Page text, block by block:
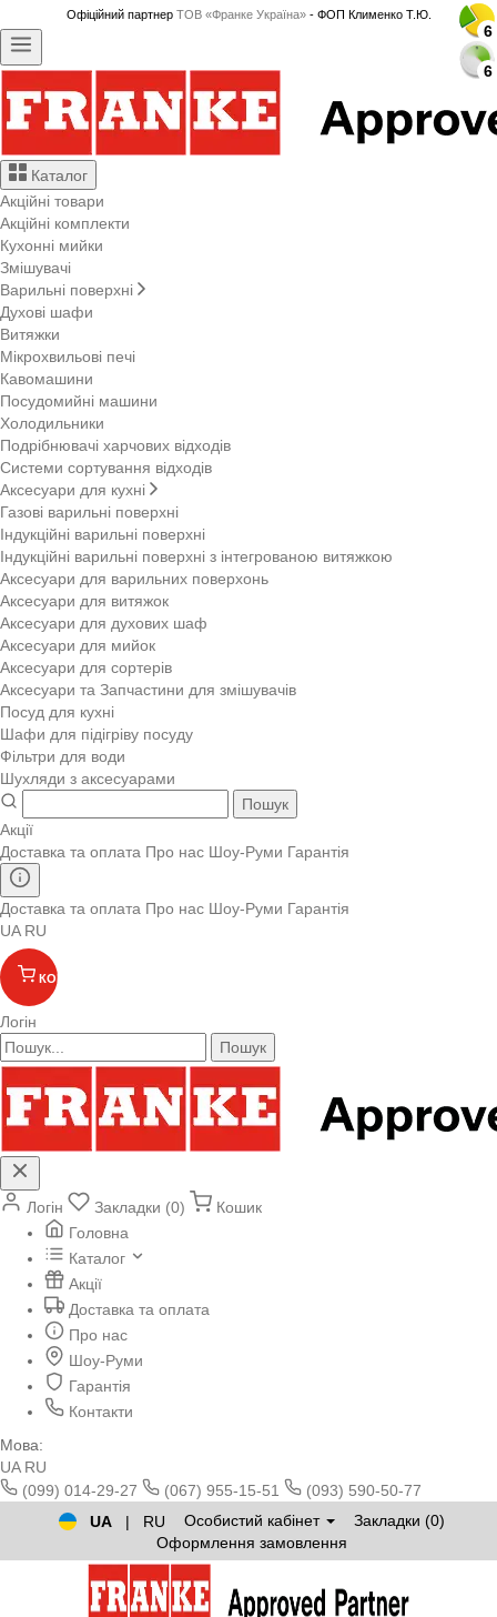
Офіційний партнер ТОВ «Франке Україна»- ФОП Клименко Т.Ю.
Каталог
Акційні товари
Акційні комплекти
Кухонні мийки
Змішувачі
Варильні поверхні
Духові шафи
Витяжки
Мікрохвильові печі
Кавомашини
Посудомийні машини
Холодильники
Подрібнювачі харчових відходів
Системи сортування відходів
Аксесуари для кухні
Газові варильні поверхні
Індукційні варильні поверхні
Індукційні варильні поверхні з інтегрованою витяжкою
Аксесуари для варильних поверхонь
Аксесуари для витяжок
Аксесуари для духових шаф
Аксесуари для мийок
Аксесуари для сортерів
Аксесуари та Запчастини для змішувачів
Посуд для кухні
Шафи для підігріву посуду
Фільтри для води
Шухляди з аксесуарами
Пошук
Акції
Доставка та оплата Про нас Шоу-Руми Гарантія
Доставка та оплата Про нас Шоу-Руми Гарантія
UA RU
КОШИК
Логін
Пошук
Логін Закладки (0)
Кошик
Головна
Каталог
Акції
Доставка та оплата
Про нас
Шоу-Руми
Гарантія
Контакти
Мова:
UA RU
(099) 014-29-27
(067) 955-15-51
(093) 590-50-77
UA
| RU Особистий кабінет
Закладки (0)
Оформлення замовлення
6
6
6
6
6
6
6
6
6
6
6
6
6
6
6
6
6
6
6
6
6
6
6
6
6
6
6
6
6
6
6
6